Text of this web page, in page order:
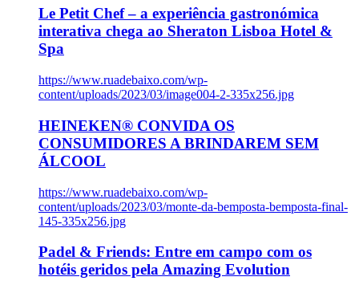
Le Petit Chef – a experiência gastronómica
interativa chega ao Sheraton Lisboa Hotel &
Spa
https://www.ruadebaixo.com/wp-
content/uploads/2023/03/image004-2-335x256.jpg
HEINEKEN® CONVIDA OS
CONSUMIDORES A BRINDAREM SEM
ÁLCOOL
https://www.ruadebaixo.com/wp-
content/uploads/2023/03/monte-da-bemposta-bemposta-final-
145-335x256.jpg
Padel & Friends: Entre em campo com os
hotéis geridos pela Amazing Evolution